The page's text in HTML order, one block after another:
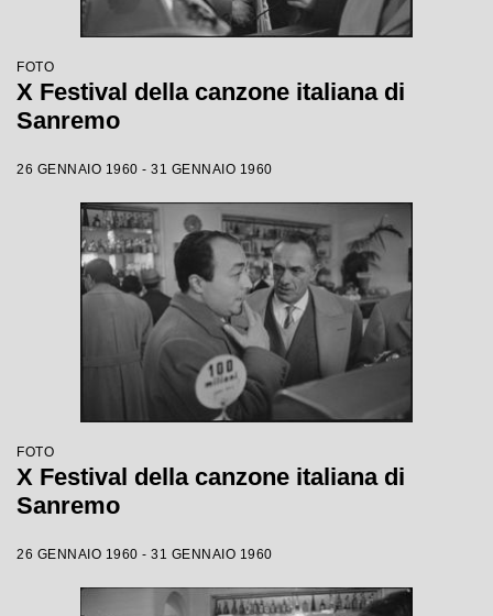
FOTO
X Festival della canzone italiana di
Sanremo
26 GENNAIO 1960 - 31 GENNAIO 1960
FOTO
X Festival della canzone italiana di
Sanremo
26 GENNAIO 1960 - 31 GENNAIO 1960